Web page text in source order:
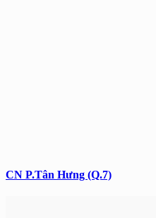
CN P.Tân Hưng (Q.7)